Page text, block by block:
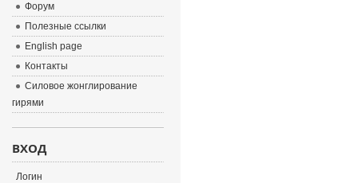
Форум
Полезные ссылки
English page
Контакты
Силовое жонглирование
гирями
ВХОД
Логин